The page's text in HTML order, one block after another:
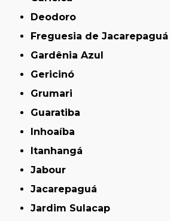
Deodoro
Freguesia de Jacarepaguá
Gardênia Azul
Gericinó
Grumari
Guaratiba
Inhoaíba
Itanhangá
Jabour
Jacarepaguá
Jardim Sulacap